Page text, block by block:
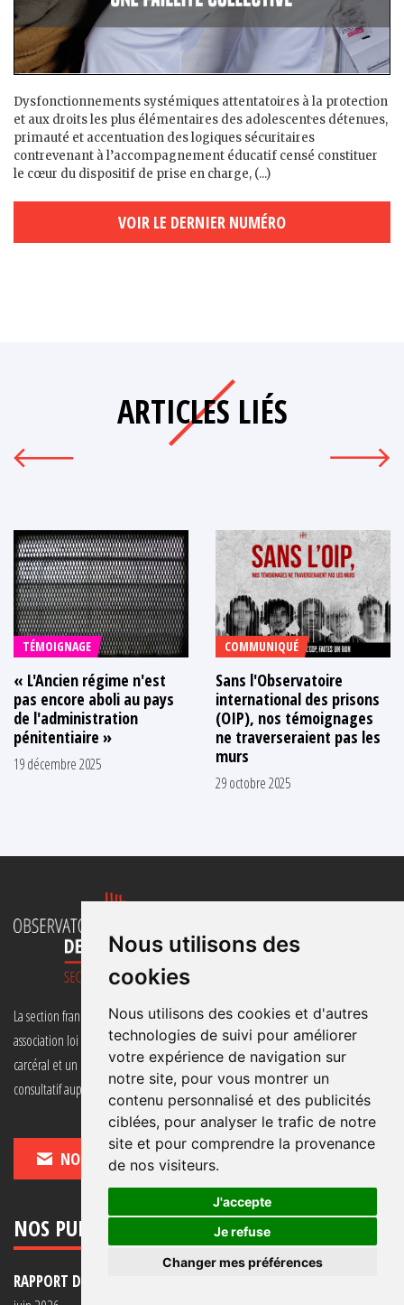
Nous utilisons des
cookies
Nous utilisons des cookies et d'autres
technologies de suivi pour améliorer
votre expérience de navigation sur
notre site, pour vous montrer un
contenu personnalisé et des publicités
ciblées, pour analyser le trafic de notre
site et pour comprendre la provenance
de nos visiteurs.
J'accepte
Je refuse
Changer mes préférences
Dysfonctionnements systémiques attentatoires à la protection
et aux droits les plus élémentaires des adolescent·es détenu·es,
primauté et accentuation des logiques sécuritaires
contrevenant à l’accompagnement éducatif censé constituer
le cœur du dispositif de prise en charge, (...)
VOIR LE DERNIER NUMÉRO
ARTICLES LIÉS
TÉMOIGNAGE
« L'Ancien régime n'est
pas encore aboli au pays
de l'administration
pénitentiaire »
19 décembre 2025
COMMUNIQUÉ
Sans l'Observatoire
international des prisons
(OIP), nos témoignages
ne traverseraient pas les
murs
29 octobre 2025
La section française de l’Observatoire international des prisons (OIP-SF) est une
association loi 1901 qui agit pour le respect des droits de l’homme en milieu
carcéral et un moindre recours à l’emprisonnement et qui dispose du statut
consultatif auprès des Nations Unies.
NOUS CONTACTER
NOS PUBLICATIONS
RAPPORT D'ACTIVITÉ 2025